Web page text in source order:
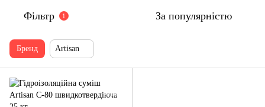
Фільтр 1 За популярністю
Бренд Artisan